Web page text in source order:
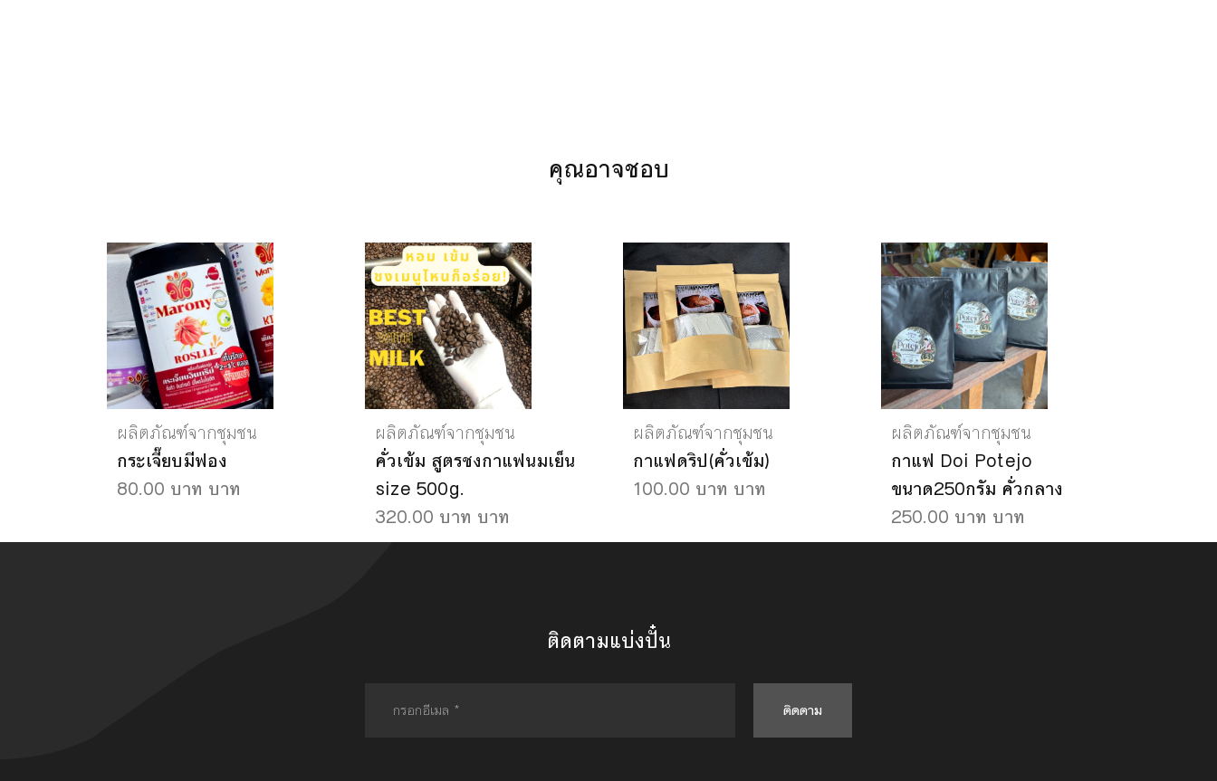
คุณอาจชอบ
ผลิตภัณฑ์จากชุมชน
กระเจี๊ยบมีฟอง
80.00 บาท บาท
ผลิตภัณฑ์จากชุมชน
คั่วเข้ม สูตรชงกาแฟนมเย็น
size 500g.
320.00 บาท บาท
ผลิตภัณฑ์จากชุมชน
กาแฟดริป(คั่วเข้ม)
100.00 บาท บาท
ผลิตภัณฑ์จากชุมชน
กาแฟ Doi Potejo
ขนาด250กรัม คั่วกลาง
250.00 บาท บาท
ติดตามแบ่งปั๋น
ติดตาม